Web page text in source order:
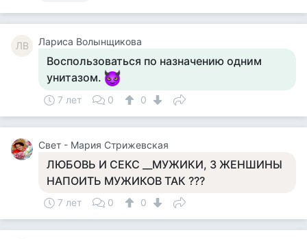
ЛВ Лариса Волынщикова
Воспользоваться по назначению одним
унитазом.
7 лет 0 0
Свет - Мария Стрижевская
ЛЮБОВЬ И СЕКС __МУЖИКИ, 3 ЖЕНШИНЫ
НАПОИТЬ МУЖИКОВ ТАК ???
7 лет 0 0